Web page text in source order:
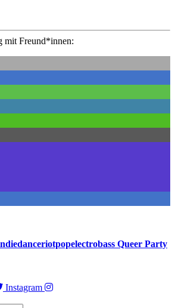
mit Freund*innen:
Queer Party
Instagram